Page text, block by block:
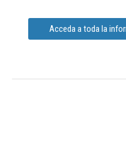
Acceda a toda la